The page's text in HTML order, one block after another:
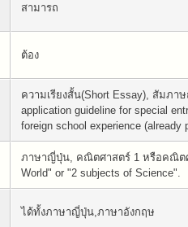
สามารถ
ต้อง
ความเรียงสั้น(Short Essay), สัมภา
application guideline for special
foreign school experience (already
ภาษาญี่ปุ่น, คณิตศาสตร์ 1 หรือคณิตศ
World" or "2 subjects of Science".
ได้ทั้งภาษาญี่ปุ่น,ภาษาอังกฤษ